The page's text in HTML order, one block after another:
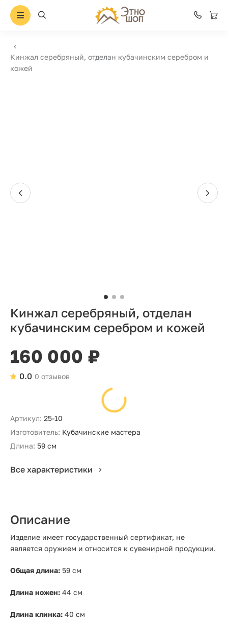
Кинжал серебряный, отделан кубачинским серебром и
кожей
Кинжал серебряный, отделан
кубачинским серебром и кожей
160 000 ₽
0 отзывов
0.0
Артикул: 25-10
Изготовитель: Кубачинские мастера
Длина: 59 см
Все характеристики
Описание
Изделие имеет государственный сертификат, не
является оружием и относится к сувенирной продукции.
Общая длина: 59 см
Длина ножен: 44 см
Длина клинка: 40 см